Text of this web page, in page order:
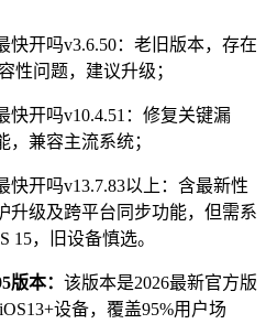
快开吗v3.6.50：老旧版本，存在
性问题，建议升级；
快开吗v10.4.51：修复关键漏
，兼容主流系统；
快开吗v13.7.83以上：含最新性
升级及跨平台同步功能，但需系
15，旧设备慎选。
版本： 该版本是2026最新官方版
设备，覆盖95%用户场